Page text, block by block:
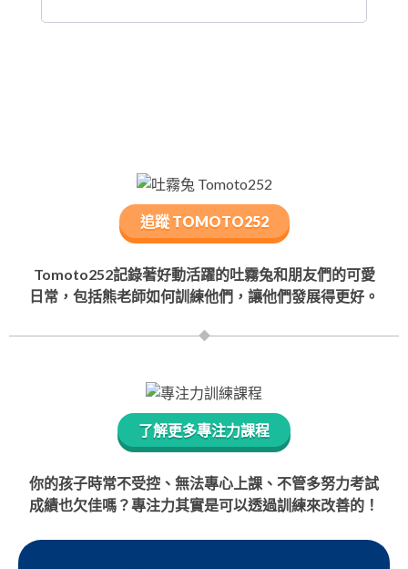
追蹤 TOMOTO252
Tomoto252記錄著好動活躍的吐霧兔和朋友們的可愛
日常，包括熊老師如何訓練他們，讓他們發展得更好。
了解更多專注力課程
你的孩子時常不受控、無法專心上課、不管多努力考試
成績也欠佳嗎？專注力其實是可以透過訓練來改善的！